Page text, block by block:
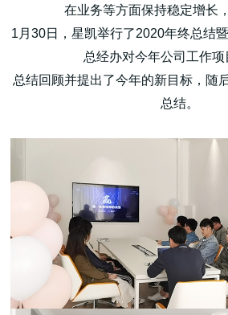
高端网站建设
广告大片形式做开发
在业务等方面保持稳定增长
1月30日，星凯举行了2020年终总结
总经办对今年公司工作项
总结回顾并提出了今年的新目标，随
总结。